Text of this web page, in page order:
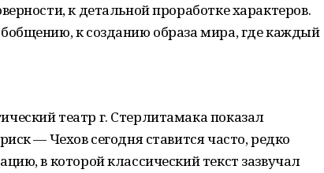
к детальной проработке характеров.
к созданию образа мира, где каждый
театр г. Стерлитамака показал
— Чехов сегодня ставится часто, редко
в которой классический текст зазвучал